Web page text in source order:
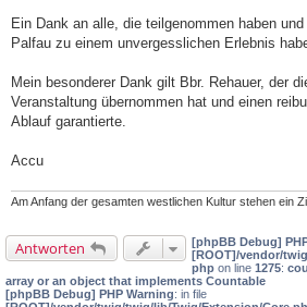
Ein Dank an alle, die teilgenommen haben
Palfau zu einem unvergesslichen Erlebnis
Mein besonderer Dank gilt Bbr. Rehauer, der
Veranstaltung übernommen hat und einen
Ablauf garantierte.
Accu
Am Anfang der gesamten westlichen Kultur stehen ein
Antworten [phpBB Debug]
[ROOT]/vendor/
php on line 1275:
array or an object that implements Countable
[phpBB Debug] PHP Warning: in file